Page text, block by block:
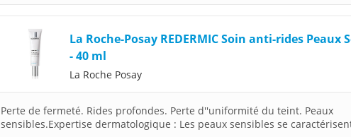
La Roche-Posay REDERMIC Soin anti-rides Peaux
- 40 ml
La Roche Posay
Perte de fermeté. Rides profondes. Perte d''uniformité du teint. Peaux
sensibles.Expertise dermatologique : Les peaux sensibles se